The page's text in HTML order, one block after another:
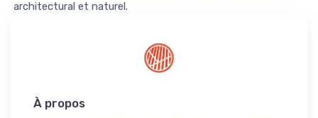
architectural et naturel.
À propos